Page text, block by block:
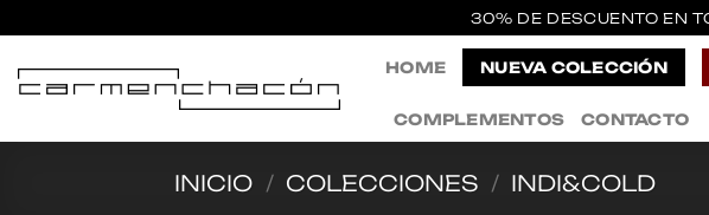
al
contenido
30% DE DESCUENTO EN
HOME NUEVA COLECCIÓN
COMPLEMENTOS CONTACTO
INICIO / COLECCIONES / INDI&COLD